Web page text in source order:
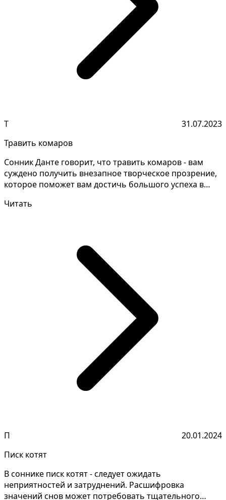
Т
31.07.2023
Травить комаров
Сонник Данте говорит, что травить комаров - вам
суждено получить внезапное творческое прозрение,
которое поможет вам достичь большого успеха в
Читать
П
20.01.2024
Писк котят
В соннике писк котят - следует ожидать
неприятностей и затруднений. Расшифровка
значений снов может потребовать тщательного